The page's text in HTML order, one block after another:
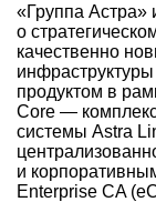
«Группа
о
качественно
продуктом в
Core —
системы Astra
и
Enterprise CA